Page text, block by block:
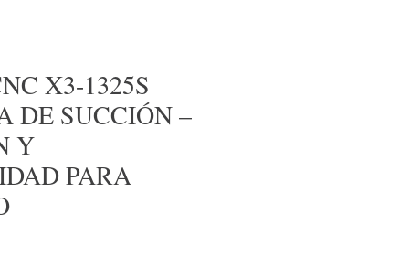
X3-1325S
DE SUCCIÓN –
Y
PARA